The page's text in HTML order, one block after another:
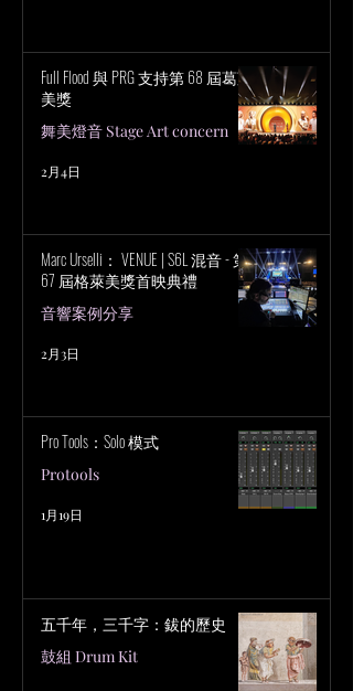
Full Flood 與 PRG 支持第 68 屆葛萊
美獎
舞美燈音 Stage Art concern
2月4日
Marc Urselli： VENUE | S6L 混音 - 第
67 屆格萊美獎首映典禮
音響案例分享
2月3日
Pro Tools：Solo 模式
Protools
1月19日
五千年，三千字：鈸的歷史
鼓組 Drum Kit